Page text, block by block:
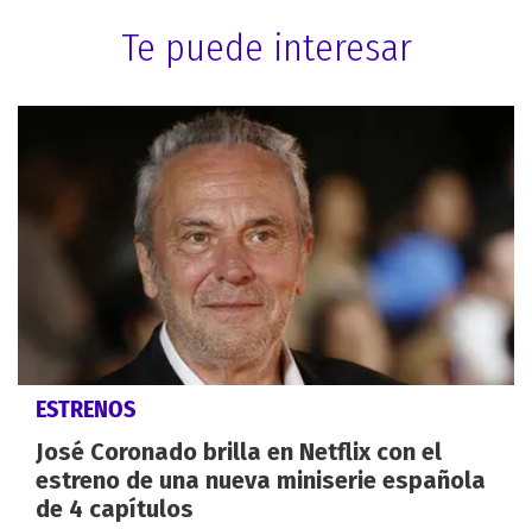
Te puede interesar
ESTRENOS
José Coronado brilla en Netflix con el
estreno de una nueva miniserie española
de 4 capítulos